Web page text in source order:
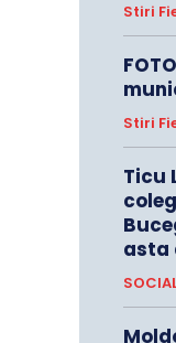
Stiri
Stiri
Ticu
asta